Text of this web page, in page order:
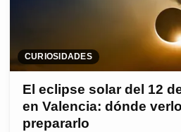
CURIOSIDADES
El eclipse solar del 12
en Valencia: dónde
prepararlo